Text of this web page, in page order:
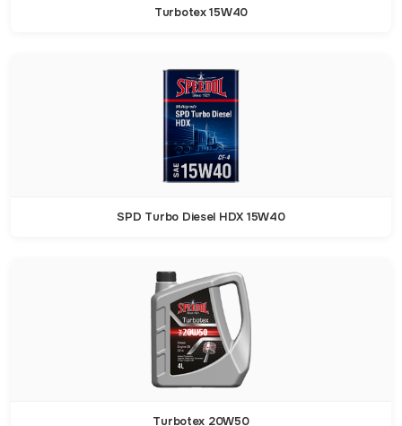
Turbotex 15W40
SPD Turbo Diesel HDX 15W40
Turbotex 20W50